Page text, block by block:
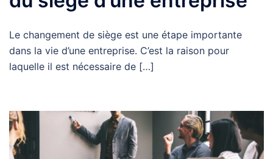
Le changement de siège est une étape importante
dans la vie d’une entreprise. C’est la raison pour
laquelle il est nécessaire de […]